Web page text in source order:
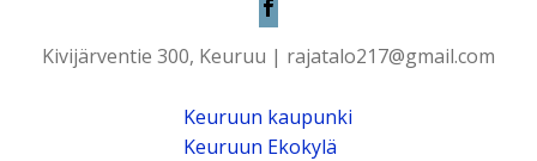
Kivijärventie 300, Keuruu | rajatalo217@gmail.com
Keuruun kaupunki
Keuruun Ekokylä